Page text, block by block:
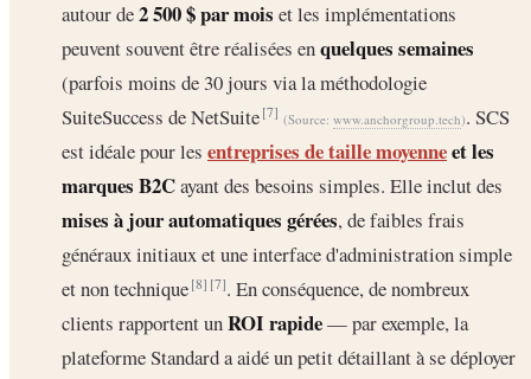
autour de2 500 $ par mois et les implémentations
peuvent souvent être réalisées enquelques semaines
(parfois moins de 30 jours via la méthodologie
SuiteSuccess de NetSuite[7] (Source: www.anchorgroup.tech). SCS
est idéale pour les entreprises de taille moyenneet les
marques B2Cayant des besoins simples. Elle inclut des
mises à jour automatiques gérées, de faibles frais
généraux initiaux et une interface d'administration simple
et non technique[8] [7]. En conséquence, de nombreux
clients rapportent unROI rapide— par exemple, la
plateforme Standard a aidé un petit détaillant à se déployer